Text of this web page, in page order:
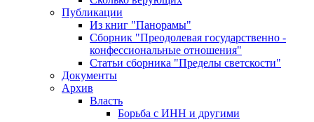
Публикации
Из книг "Панорамы"
Сборник "Преодолевая государственно -
конфессиональные отношения"
Статьи сборника "Пределы светскости"
Документы
Архив
Власть
Борьба с ИНН и другими